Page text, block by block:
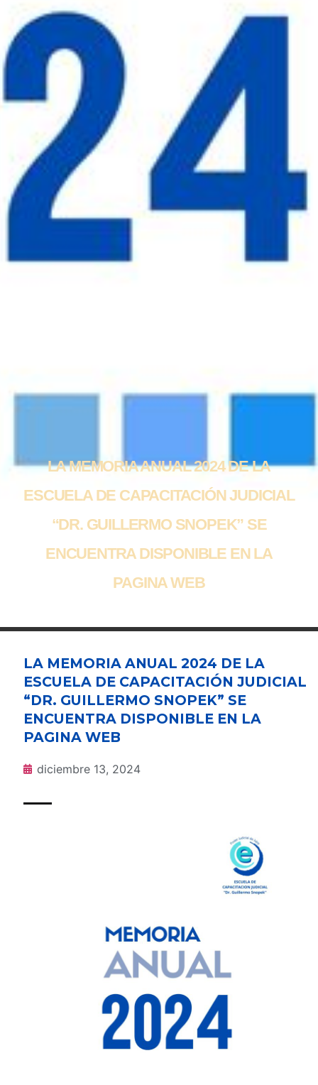
LA MEMORIA ANUAL 2024 DE LA
ESCUELA DE CAPACITACIÓN JUDICIAL
“DR. GUILLERMO SNOPEK” SE
ENCUENTRA DISPONIBLE EN LA
PAGINA WEB
LA MEMORIA ANUAL 2024 DE LA
ESCUELA DE CAPACITACIÓN JUDICIAL
“DR. GUILLERMO SNOPEK” SE
ENCUENTRA DISPONIBLE EN LA
PAGINA WEB
diciembre 13, 2024